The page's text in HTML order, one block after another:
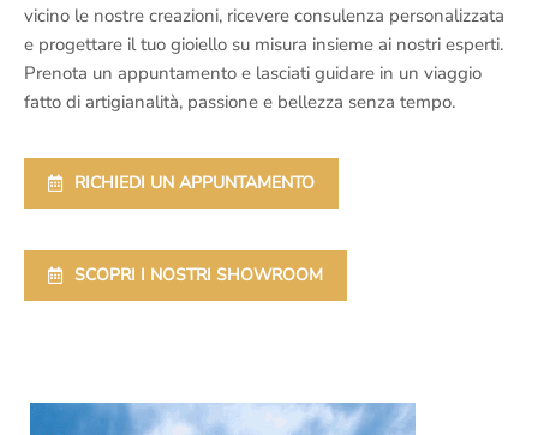
vicino le nostre creazioni, ricevere consulenza personalizzata
e progettare il tuo gioiello su misura insieme ai nostri esperti.
Prenota un appuntamento e lasciati guidare in un viaggio
fatto di artigianalità, passione e bellezza senza tempo.
RICHIEDI UN APPUNTAMENTO
SCOPRI I NOSTRI SHOWROOM